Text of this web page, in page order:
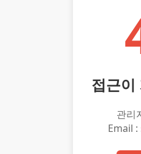
접근이
관리
Email